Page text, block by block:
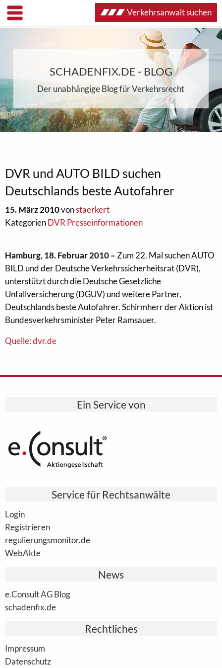
SCHADENFIX.DE - BLOG
Der unabhängige Blog für Verkehrsrecht
DVR und AUTO BILD suchen
Deutschlands beste Autofahrer
15. März 2010vonstaerkert
KategorienDVR Presseinformationen
Hamburg, 18. Februar 2010 – Zum 22. Mal suchen AUTO
BILD und der Deutsche Verkehrssicherheitsrat (DVR),
unterstützt durch die Deutsche Gesetzliche
Unfallversicherung (DGUV) und weitere Partner,
Deutschlands beste Autofahrer. Schirmherr der Aktion ist
Bundesverkehrsminister Peter Ramsauer.
Quelle: dvr.de
Ein Service von
Service für Rechtsanwälte
Login
Registrieren
regulierungsmonitor.de
WebAkte
News
e.Consult AG Blog
schadenfix.de
Rechtliches
Impressum
Datenschutz
Verkehrsanwalt suchen